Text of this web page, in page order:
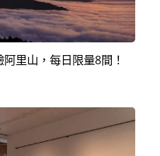
里山，每日限量8間！